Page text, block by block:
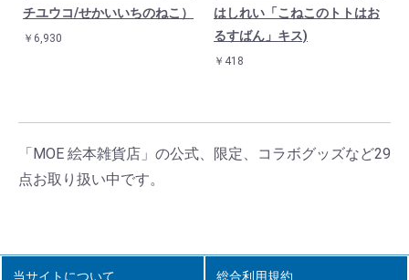
チユウコ/せかいいちのねこ）
￥6,930
はしれい「こねこのトトはお
るすばん」キス)
￥418
「MOE 絵本雑貨店」の公式、限定、コラボグッズなど29
点お取り扱い中です。
当サイトについて 総合利用規約